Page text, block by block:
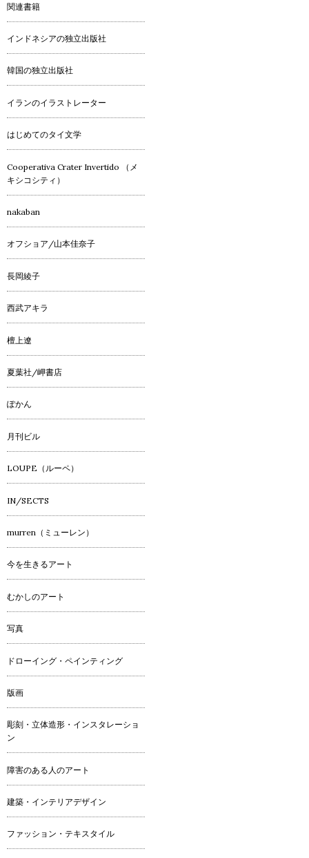
関連書籍
インドネシアの独立出版社
韓国の独立出版社
イランのイラストレーター
はじめてのタイ文学
Cooperativa Crater Invertido （メ
キシコシティ）
nakaban
オフショア/山本佳奈子
長岡綾子
西武アキラ
檀上遼
夏葉社/岬書店
ぽかん
月刊ビル
LOUPE（ルーペ）
IN/SECTS
murren（ミューレン）
今を生きるアート
むかしのアート
写真
ドローイング・ペインティング
版画
彫刻・立体造形・インスタレーショ
ン
障害のある人のアート
建築・インテリアデザイン
ファッション・テキスタイル